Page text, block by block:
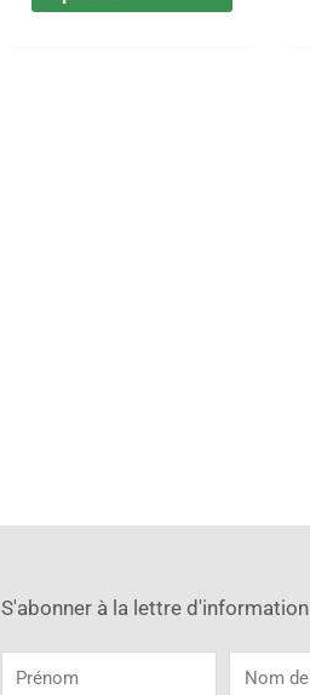
S'abonner à la lettre d'information